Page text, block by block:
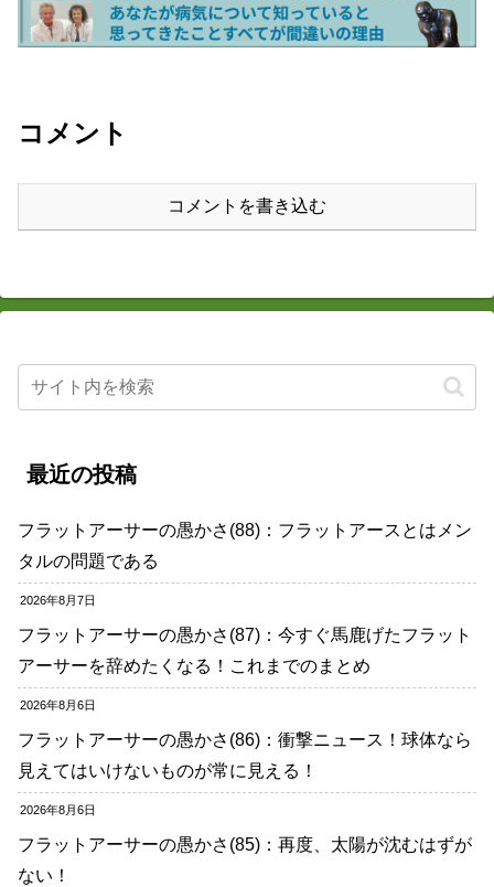
コメント
コメントを書き込む
最近の投稿
フラットアーサーの愚かさ(88)：フラットアースとはメン
タルの問題である
2026年8月7日
フラットアーサーの愚かさ(87)：今すぐ馬鹿げたフラット
アーサーを辞めたくなる！これまでのまとめ
2026年8月6日
フラットアーサーの愚かさ(86)：衝撃ニュース！球体なら
見えてはいけないものが常に見える！
2026年8月6日
フラットアーサーの愚かさ(85)：再度、太陽が沈むはずが
ない！